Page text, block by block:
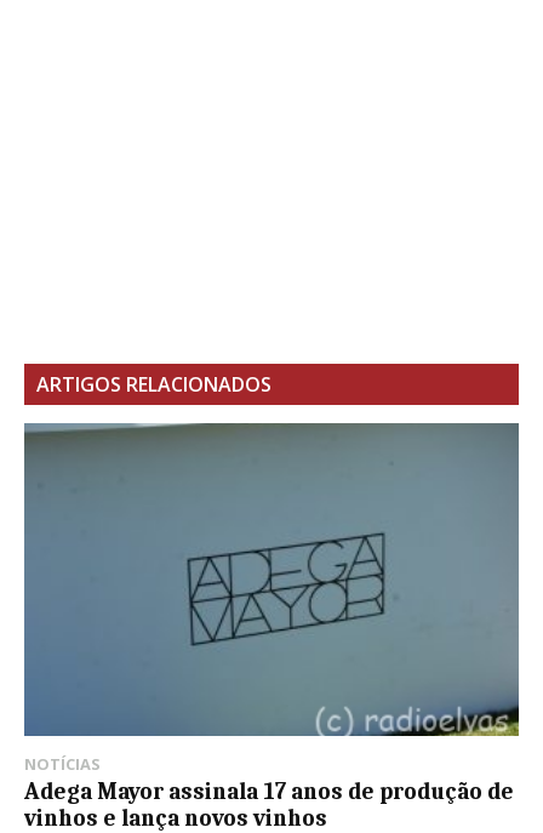
ARTIGOS RELACIONADOS
NOTÍCIAS
Adega Mayor assinala 17 anos de produção de
vinhos e lança novos vinhos